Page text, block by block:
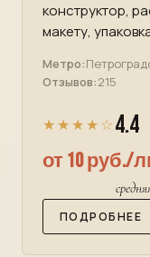
конструктор,
макету,
Метро:
Отзывов:215
★★★★☆ 4.4
от 10 руб./
ПОДРОБНЕЕ